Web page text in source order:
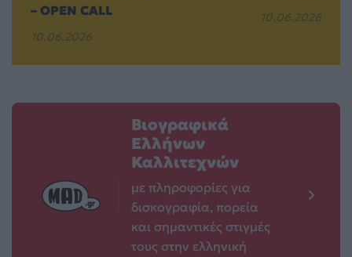
– OPEN CALL
10.06.2026
10.06.2026
Βιογραφικά
Ελλήνων
Καλλιτεχνών
με πληροφορίες για
δισκογραφία, πορεία
και σημαντικές στιγμές
τους στην ελληνική